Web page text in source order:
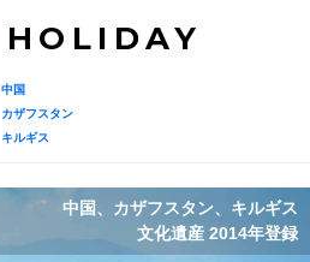
HOLIDAY
中国
カザフスタン
キルギス
中国、カザフスタン、キルギス
文化遺産 2014年登録